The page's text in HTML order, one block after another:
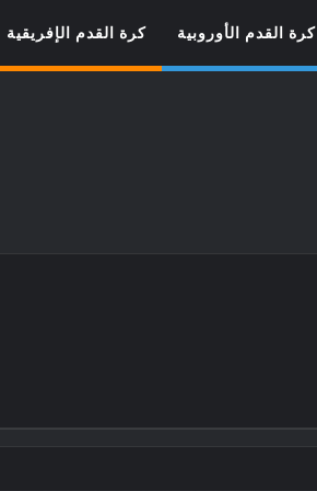
كرة القدم الأوروبية كرة القدم الإفريقية